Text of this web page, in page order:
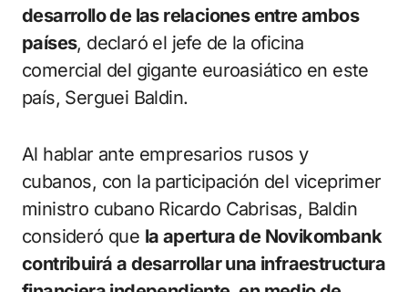
desarrollo de las relaciones entre ambos
países, declaró el jefe de la oficina
comercial del gigante euroasiático en este
país, Serguei Baldin.
Al hablar ante empresarios rusos y
cubanos, con la participación del viceprimer
ministro cubano Ricardo Cabrisas, Baldin
consideró que la apertura de Novikombank
contribuirá a desarrollar una infraestructura